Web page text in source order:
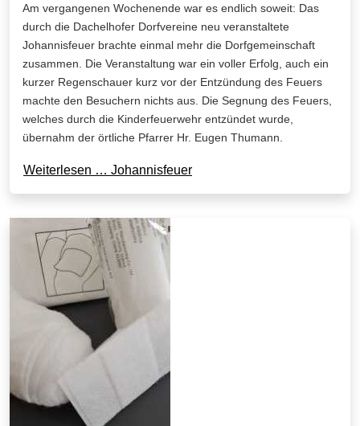
Am vergangenen Wochenende war es endlich soweit: Das
durch die Dachelhofer Dorfvereine neu veranstaltete
Johannisfeuer brachte einmal mehr die Dorfgemeinschaft
zusammen. Die Veranstaltung war ein voller Erfolg, auch ein
kurzer Regenschauer kurz vor der Entzündung des Feuers
machte den Besuchern nichts aus. Die Segnung des Feuers,
welches durch die Kinderfeuerwehr entzündet wurde,
übernahm der örtliche Pfarrer Hr. Eugen Thumann.
Weiterlesen … Johannisfeuer